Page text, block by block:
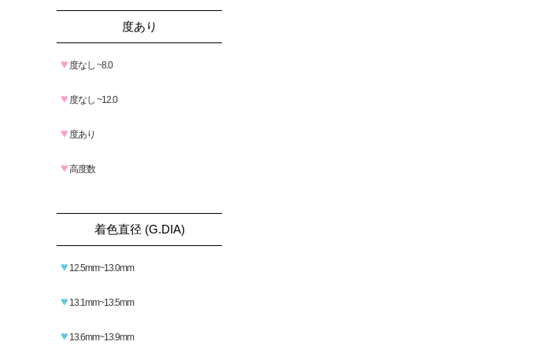
度あり
♥ 度なし ~8.0
♥ 度なし ~12.0
♥ 度あり
♥高度数
着色直径 (G.DIA)
♥ 12.5mm~13.0mm
♥ 13.1mm~13.5mm
♥ 13.6mm~13.9mm